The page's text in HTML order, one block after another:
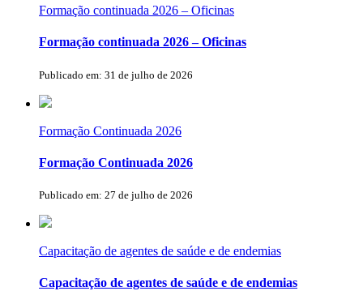
Formação continuada 2026 – Oficinas
Formação continuada 2026 – Oficinas
Publicado em: 31 de julho de 2026
Formação Continuada 2026
Formação Continuada 2026
Publicado em: 27 de julho de 2026
Capacitação de agentes de saúde e de endemias
Capacitação de agentes de saúde e de endemias